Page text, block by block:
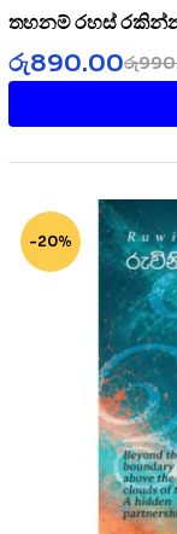
තහනම් රහස්
රු
රු890.00
-20%